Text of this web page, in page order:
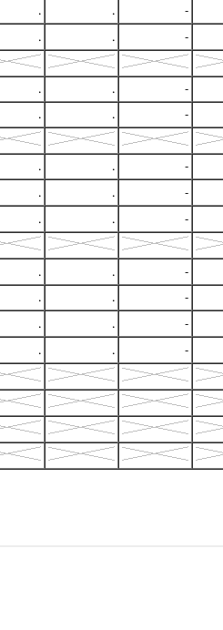
. . -
. . -
. . -
. . -
. . -
. . -
. . -
. . -
. . -
. . -
. . -